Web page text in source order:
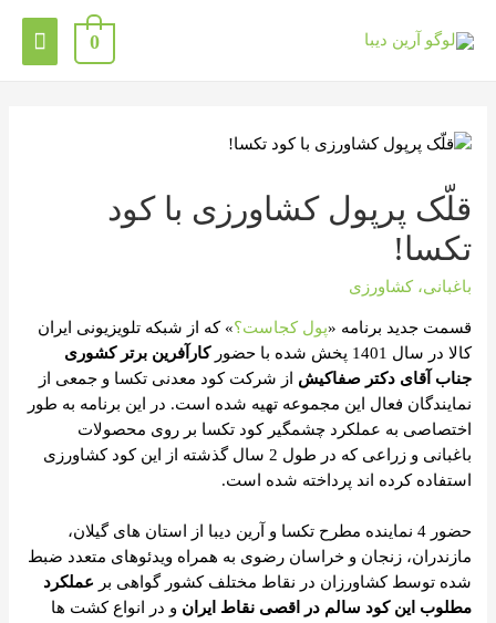
0
قلّک پرپول کشاورزی با کود
تکسا!
باغبانی،کشاورزی
قسمت جدید برنامه «پول کجاست؟» که از شبکه تلویزیونی ایران
کالا در سال 1401 پخش شده با حضور
کارآفرین برتر کشوری
جناب آقای دکتر صفاکیش از شرکت کود معدنی تکسا و جمعی از
نمایندگان فعال این مجموعه تهیه شده است. در این برنامه به طور
اختصاصی به عملکرد چشمگیر کود تکسا بر روی محصولات
باغبانی و زراعی که در طول 2 سال گذشته از این کود کشاورزی
استفاده کرده اند پرداخته شده است.
حضور 4 نماینده مطرح تکسا و آرین دیبا از استان های گیلان،
مازندران، زنجان و خراسان رضوی به همراه ویدئوهای متعدد ضبط
شده توسط کشاورزان در نقاط مختلف کشور گواهی بر عملکرد
مطلوب این کود سالم در اقصی نقاط ایران و در انواع کشت ها